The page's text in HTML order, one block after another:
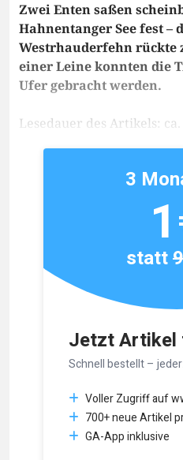
Zwei Enten saßen
Hahnentanger See fest –
Westrhauderfehn rückte
einer Leine konnten die
Ufer gebracht werden.
Lesedauer des Artikels:
Jetzt Artikel
Schnell bestellt –
Voller Zugriff auf
700+ neue Artikel
GA-App inklusive
3
statt